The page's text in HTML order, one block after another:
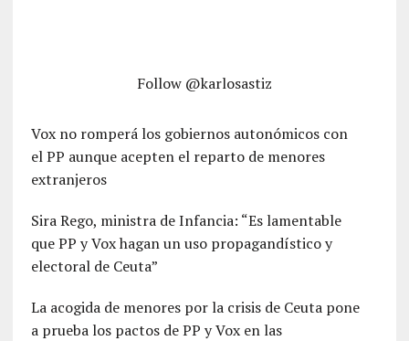
Follow @karlosastiz
Vox no romperá los gobiernos autonómicos con
el PP aunque acepten el reparto de menores
extranjeros
Sira Rego, ministra de Infancia: “Es lamentable
que PP y Vox hagan un uso propagandístico y
electoral de Ceuta”
La acogida de menores por la crisis de Ceuta pone
a prueba los pactos de PP y Vox en las